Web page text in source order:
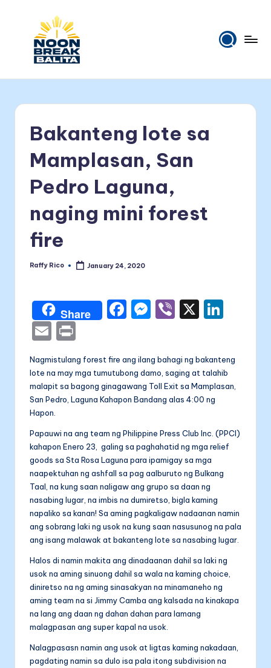
n
B
r
e
a
k
B
a
a
tanghali.
Bakanteng lote sa
Mamplasan, San
Pedro Laguna,
naging mini forest
fire
Posted
Raffy Rico January 24, 2020
Share
F
e
b
o
o
k
M
s
e
n
g
er
Vi X
e
dI
E
m
ai
l
ri
nt
Nagmistulang forest fire ang ilang bahagi ng bakanteng
lote na may mga tumutubong damo, saging at talahib
malapit sa bagong ginagawang Toll Exit sa Mamplasan,
San Pedro, Laguna Kahapon Bandang alas 4:00 ng
Hapon.
Papauwi na ang team ng Philippine Press Club Inc. (PPCI)
kahapon Enero 23, galing sa paghahatid ng mga relief
goods sa Sta Rosa Laguna para ipamigay sa mga
naapektuhan ng ashfall sa pag aalburuto ng Bulkang
Taal, na kung saan naligaw ang grupo sa daan ng
nasabing lugar, na imbis na dumiretso, bigla kaming
napaliko sa kanan! Sa aming pagkaligaw nadaanan namin
ang sobrang laki ng usok na kung saan nasusunog na pala
ang isang malawak at bakanteng lote sa nasabing lugar.
Halos di namin makita ang dinadaanan dahil sa laki ng
usok na aming sinuong dahil sa wala na kaming choice,
diniretso na ng aming sinasakyan na minamaneho ng
aming team na si Jimmy Camba ang kalsada na kinakapa
na lang ang daan ng dahan dahan para lamang
malagpasan ang super kapal na usok.
Nalagpasasn namin ang usok at ligtas kaming nakadaan,
pagdating namin sa dulo isa pala itong subdivision na